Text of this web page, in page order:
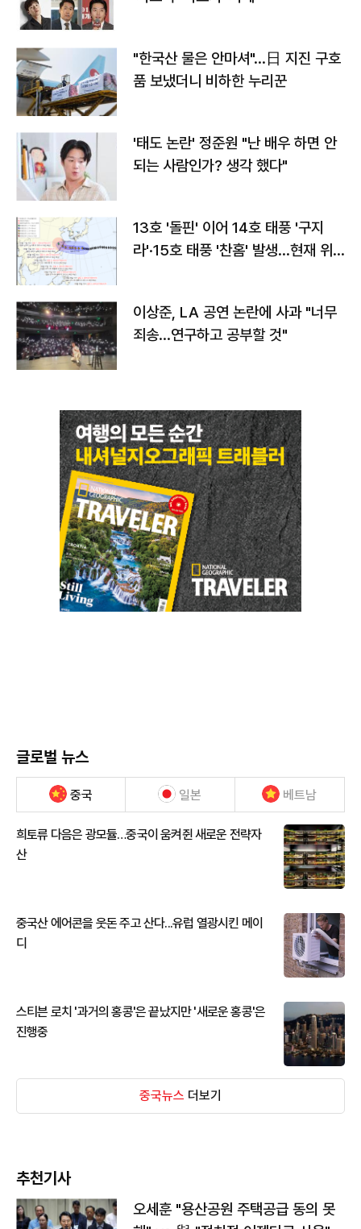
"한국산 물은 안마셔"…日 지진 구호
품 보냈더니 비하한 누리꾼
'태도 논란' 정준원 "난 배우 하면 안
되는 사람인가? 생각 했다"
13호 '돌핀' 이어 14호 태풍 '구지
라'·15호 태풍 '찬홈' 발생…현재 위
이상준, LA 공연 논란에 사과 "너무
죄송…연구하고 공부할 것"
글로벌 뉴스
중국 일본 베트남
희토류 다음은 광모듈…중국이 움켜쥔 새로운 전략자
산
중국산 에어콘을 웃돈 주고 산다...유럽 열광시킨 메이
디
스티븐 로치 '과거의 홍콩'은 끝났지만 '새로운 홍콩'은
진행중
중국뉴스 더보기
추천기사
오세훈 "용산공원 주택공급 동의 못